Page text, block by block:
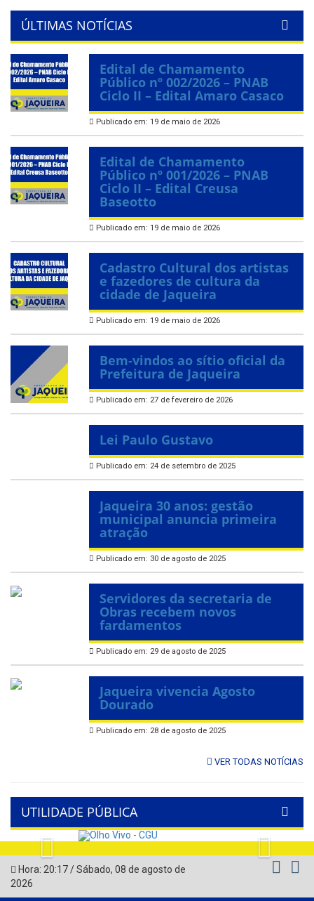
ÚLTIMAS NOTÍCIAS
Edital de Chamamento
Público nº 002/2026 – PNAB
Ciclo II – Edital Amaro Casaco
Publicado em: 19 de maio de 2026
Edital de Chamamento
Público nº 001/2026 – PNAB
Ciclo II – Edital Creusa
Baseotto
Publicado em: 19 de maio de 2026
Cadastro Cultural dos artistas
e fazedores de cultura da
cidade de Jaqueira
Publicado em: 19 de maio de 2026
Bem-vindos ao sítio oficial da
Prefeitura de Jaqueira
Publicado em: 27 de fevereiro de 2026
Lei Paulo Gustavo
Publicado em: 24 de setembro de 2025
Jaqueira 30 anos: gestão
municipal anuncia primeira
atração
Publicado em: 30 de agosto de 2025
Servidores da secretaria de
Obras recebem novos
fardamentos
Publicado em: 29 de agosto de 2025
Jaqueira vivencia Agosto
Dourado
Publicado em: 28 de agosto de 2025
VER TODAS NOTÍCIAS
UTILIDADE PÚBLICA
Previous
Next
Hora: 20:17/Sábado, 08 de agosto de
2026